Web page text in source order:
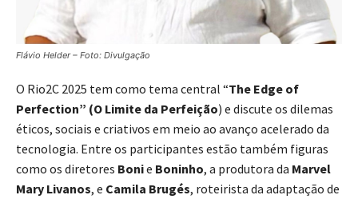
Flávio Helder – Foto: Divulgação
O Rio2C 2025 tem como tema central “The Edge of
Perfection” (O Limite da Perfeição) e discute os dilemas
éticos, sociais e criativos em meio ao avanço acelerado da
tecnologia. Entre os participantes estão também figuras
como os diretores Bonie Boninho, a produtora da Marvel
Mary Livanos, e Camila Brugés, roteirista da adaptação de